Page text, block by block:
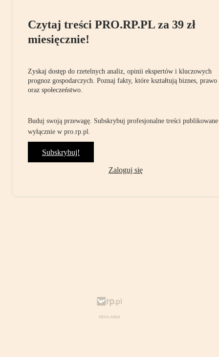
Czytaj treści PRO.RP.PL za 39 zł
miesięcznie!
Zyskaj dostęp do rzetelnych analiz, opinii ekspertów i kluczowych
prognoz gospodarczych. Poznaj fakty, które kształtują biznes, prawo
oraz społeczeństwo.
Buduj swoją przewagę. Subskrybuj profesjonalne treści publikowane
wyłącznie w pro.rp.pl.
Subskrybuj!
Zaloguj się